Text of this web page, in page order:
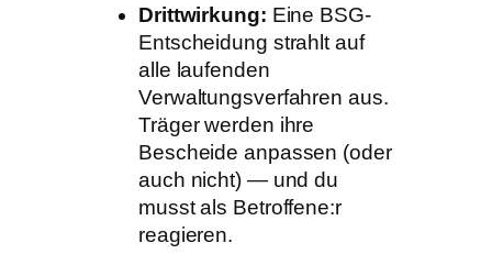
Drittwirkung: Eine BSG-
Entscheidung strahlt auf
alle laufenden
Verwaltungsverfahren aus.
Träger werden ihre
Bescheide anpassen (oder
auch nicht) — und du
musst als Betroffene:r
reagieren.